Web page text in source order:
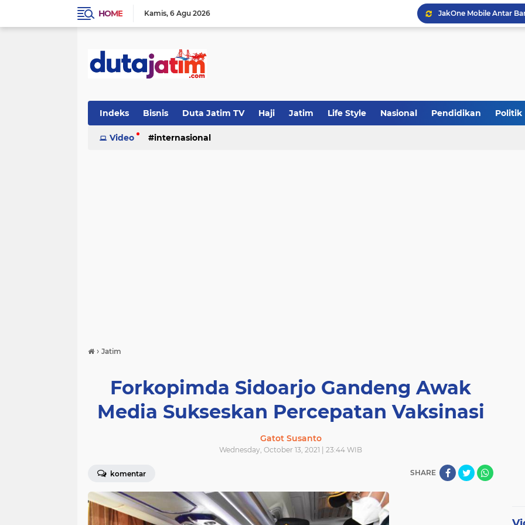
HOME Kamis 6 Agu 2026
JakOne Mobile Antar
Calon Ketum PBNU,
Indeks Bisnis Duta Jatim TV Haji Jatim Life Style Nasional Pendidikan Politik
Video internasional
› Jatim
Forkopimda Sidoarjo Gandeng Awak
Media Sukseskan Percepatan Vaksinasi
Gatot Susanto
Wednesday, October 13, 2021 | 23:44 WIB
komentar SHARE